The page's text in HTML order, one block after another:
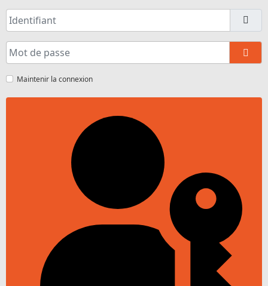
Identifiant
Mot de passe
Maintenir la connexion